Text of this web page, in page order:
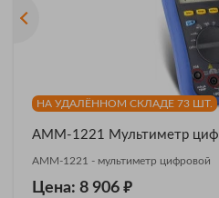
НА УДАЛЁННОМ СКЛАДЕ 73 ШТ.
АММ-1221 Мультиметр
АММ-1221 - мультиметр цифровой
Цена: 8 906 ₽